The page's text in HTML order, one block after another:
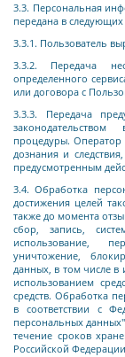
3.3. Персональная
передана в следующих
3.3.1. Пользователь
3.3.2. Передача
определенного
или договора с
3.3.3. Передача
процедуры. Оператор
дознания и
предусмотренным
3.4. Обработка
достижения целей
также до момента
сбор, запись,
использование,
уничтожение,
данных, в том числе
использованием
средств. Обработка
в соответствии с
персональных
течение сроков
Российской